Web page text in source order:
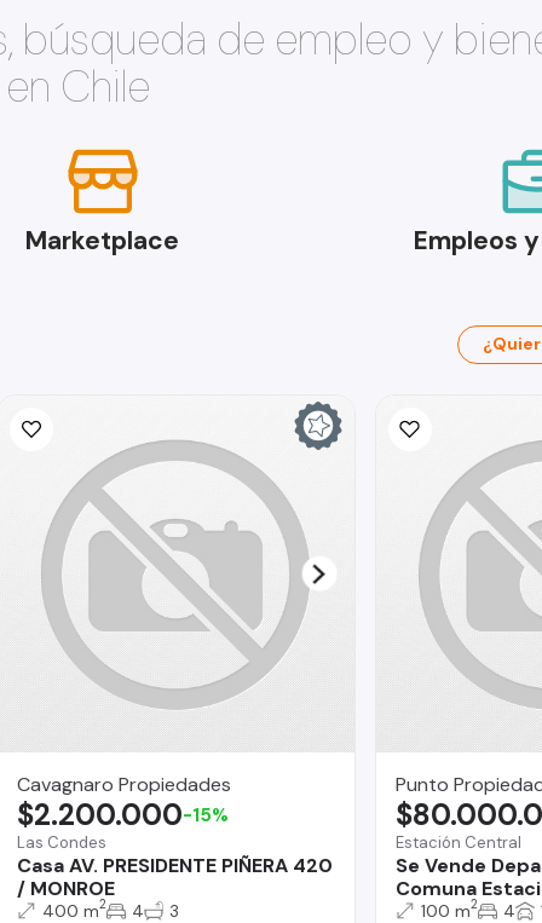
búsqueda de empleo y
Chile
Marketplace Empleos
Cavagnaro Propiedades
Las Condes
Casa AV. PRESIDENTE PIÑERA 420
/ MONROE
$2.200.000-15%
400 m2 4 3
Punto
Estación Central
Se Vende
Comuna
100 m2 4